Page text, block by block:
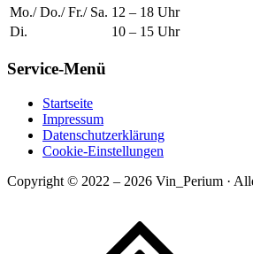
Mo./ Do./ Fr./ Sa. 12 – 18 Uhr
Di.
10 – 15 Uhr
Service-Menü
Startseite
Impressum
Datenschutzerklärung
Cookie-Einstellungen
Copyright © 2022 – 2026 Vin_Perium ·